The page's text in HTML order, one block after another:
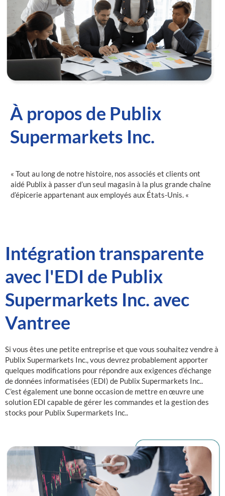
À propos de Publix
Supermarkets Inc.
« Tout au long de notre histoire, nos associés et clients ont
aidé Publix à passer d’un seul magasin à la plus grande chaîne
d’épicerie appartenant aux employés aux États-Unis. «
Intégration transparente
avec l'EDI de Publix
Supermarkets Inc. avec
Vantree
Si vous êtes une petite entreprise et que vous souhaitez vendre à
Publix Supermarkets Inc., vous devrez probablement apporter
quelques modifications pour répondre aux exigences d’échange
de données informatisées (EDI) de Publix Supermarkets Inc..
C’est également une bonne occasion de mettre en œuvre une
solution EDI capable de gérer les commandes et la gestion des
stocks pour Publix Supermarkets Inc..